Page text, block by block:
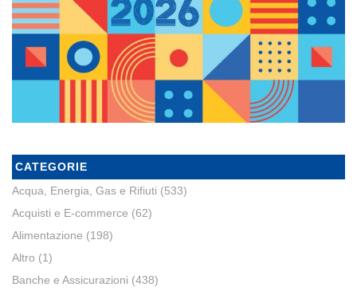
CATEGORIE
Acqua, Energia, Gas e Rifiuti (533)
Acquisti e E-commerce (62)
Alimentazione (198)
Altro (1)
Banche e Assicurazioni (438)